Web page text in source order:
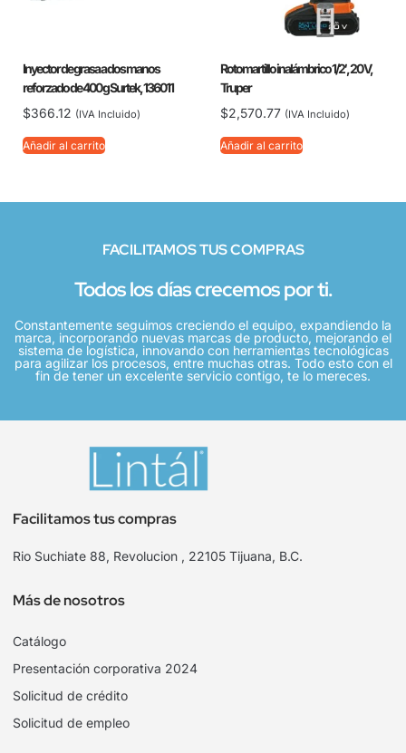
Inyector de grasa a dos manos
reforzado de 400 g Surtek, 136011
$366.12 (IVA Incluido)
Añadir al carrito
Rotomartillo inalámbrico 1/2′, 20 V,
Truper
$2,570.77 (IVA Incluido)
Añadir al carrito
FACILITAMOS TUS COMPRAS
Todos los días crecemos por ti.
Constantemente seguimos creciendo el equipo, expandiendo la
marca, incorporando nuevas marcas de producto, mejorando el
sistema de logística, innovando con herramientas tecnológicas
para agilizar los procesos, entre muchas otras. Todo esto con el
fin de tener un excelente servicio contigo, te lo mereces.
Facilitamos tus compras
Rio Suchiate 88, Revolucion , 22105 Tijuana, B.C.
Más de nosotros
Catálogo
Presentación corporativa 2024
Solicitud de crédito
Solicitud de empleo